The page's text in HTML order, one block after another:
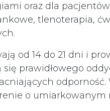
oraz dla
tlenoterapia,
od 14 do 21 dni i
się prawidłowego
o umiarkowanym